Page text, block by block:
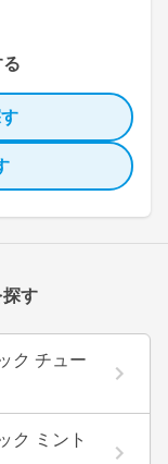
探す
ク チュー
ク ミント